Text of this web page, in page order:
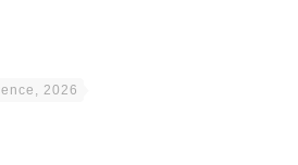
2026